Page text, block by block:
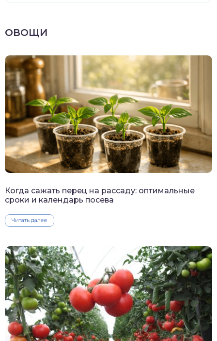
ОВОЩИ
Когда сажать перец на рассаду: оптимальные
сроки и календарь посева
Читать далее